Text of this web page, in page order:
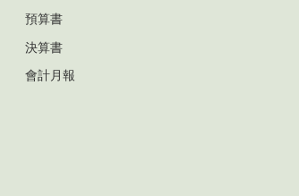
預算書
決算書
會計月報